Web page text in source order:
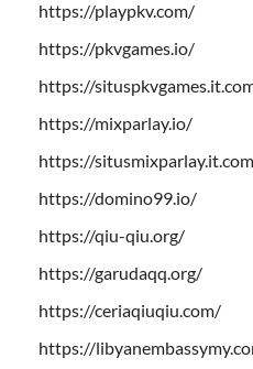
https://playpkv.com/
https://pkvgames.io/
https://
https://mixparlay.io/
https://
https://domino99.io/
https://qiu-qiu.org/
https://garudaqq.org/
https://ceriaqiuqiu.com/
https://